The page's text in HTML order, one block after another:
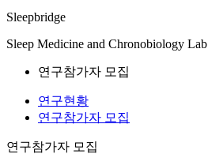
Sleepbridge
Sleep Medicine and Chronobiology Lab
연구참가자 모집
연구현황
연구참가자 모집
연구참가자 모집